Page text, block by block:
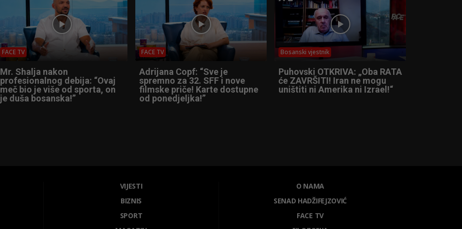
FACE TV
Mr. Shalja nakon
profesionalnog debija: “Ovaj
meč bio je više od sporta, on
je duša bosanska!”
FACE TV
Adrijana Copf: “Sve je
spremno za 32. SFF i nove
filmske priče! Karte dostupne
od ponedjeljka!”
Bosanski vjestnik
Puhovski OTKRIVA: „Oba RATA
će ZAVRŠITI! Iran ne mogu
uništiti ni Amerika ni Izrael!“
VIJESTI
BIZNIS
SPORT
O NAMA
SENAD HADŽIFEJZOVIĆ
FACE TV